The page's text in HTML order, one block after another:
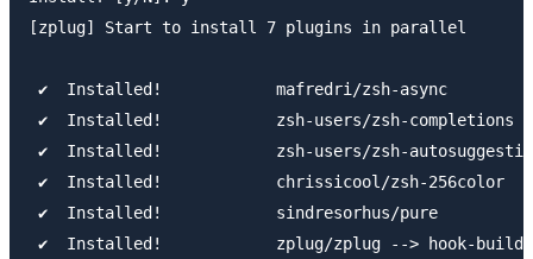
[zplug] Start to install 7 plugins in parallel
✔  Installed!            mafredri/zsh-async
✔  Installed!            zsh-users/zsh-completions
✔  Installed!            zsh-users/zsh-
✔  Installed!            chrissicool/zsh-256color
✔  Installed!            sindresorhus/pure
✔  Installed!            zplug/zplug --> hook-build: